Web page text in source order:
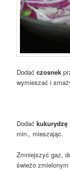
Dodaćczosnek
wymieszać i
Dodaćkukurydzę
min., mieszając.
Zmniejszyć gaz,
świeżo